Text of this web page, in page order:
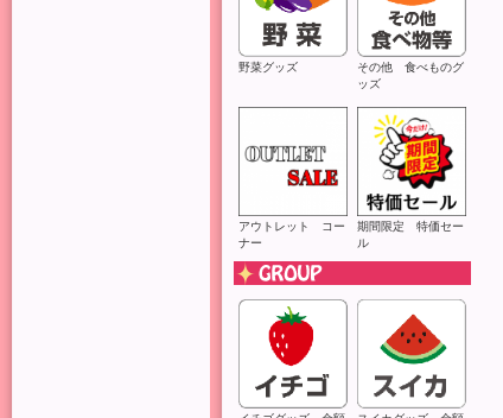
野菜グッズ
その他 食べものグ
ッズ
アウトレット コー
ナー
期間限定 特価セー
ル